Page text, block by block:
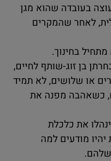
בעובדה שהוא מגן
לאחר שהמקרים
בחינוך.
בן זוג-שותף לחיים,
או שלושים, לא תמיד
כשאהבה מפנה את
את כלכלת
מודעים למה